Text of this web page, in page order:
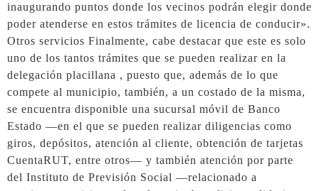
inaugurando puntos donde los vecinos podrán elegir donde
poder atenderse en estos trámites de licencia de conducir».
Otros servicios Finalmente, cabe destacar que este es solo
uno de los tantos trámites que se pueden realizar en la
delegación placillana , puesto que, además de lo que
compete al municipio, también, a un costado de la misma,
se encuentra disponible una sucursal móvil de Banco
Estado —en el que se pueden realizar diligencias como
giros, depósitos, atención al cliente, obtención de tarjetas
CuentaRUT, entre otros— y también atención por parte
del Instituto de Previsión Social —relacionado a